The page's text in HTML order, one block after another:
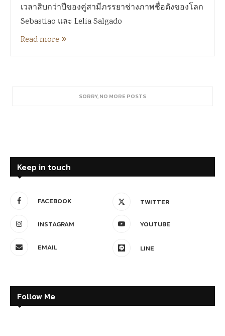
เวลาสิบกว่าปีของคู่สามีภรรยาช่างภาพชื่อดังของโลก
Sebastiao และ Lelia Salgado
Read more
SORRY, NO MORE POSTS
Keep in touch
FACEBOOK TWITTER
INSTAGRAM YOUTUBE
EMAIL LINE
Follow Me